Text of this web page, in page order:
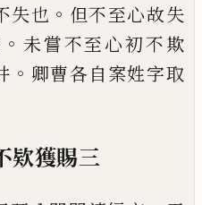
失也 。 但不至心故失
。 未嘗不至心初不欺
。 卿曹各自案姓字取
欵獲賜三